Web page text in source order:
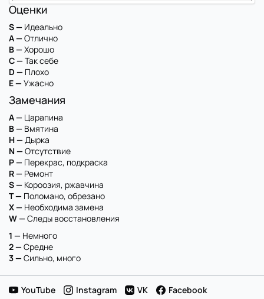
Оценки
S — Идеально
A — Отлично
B — Хорошо
C — Так себе
D — Плохо
E — Ужасно
Замечания
A — Царапина
B — Вмятина
H — Дырка
N — Отсутствие
P — Перекрас, подкраска
R — Ремонт
S — Короозия, ржавчина
T — Поломано, обрезано
X — Необходима замена
W — Следы восстановления
1 — Немного
2 — Средне
3 — Сильно, много
YouTube Instagram VK Facebook